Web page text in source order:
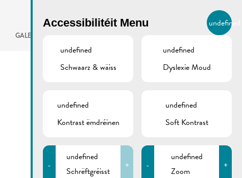
GALERIE LB
BIERGER.REMICH.LU
Accessibilitéit Menu undefined
undefined
Schwaarz & wäiss
undefined
Dyslexie Moud
undefined
Kontrast ëmdréinen
undefined
Soft Kontrast
-
undefined
Schrëftgréisst
+ -
undefined
Zoom
+